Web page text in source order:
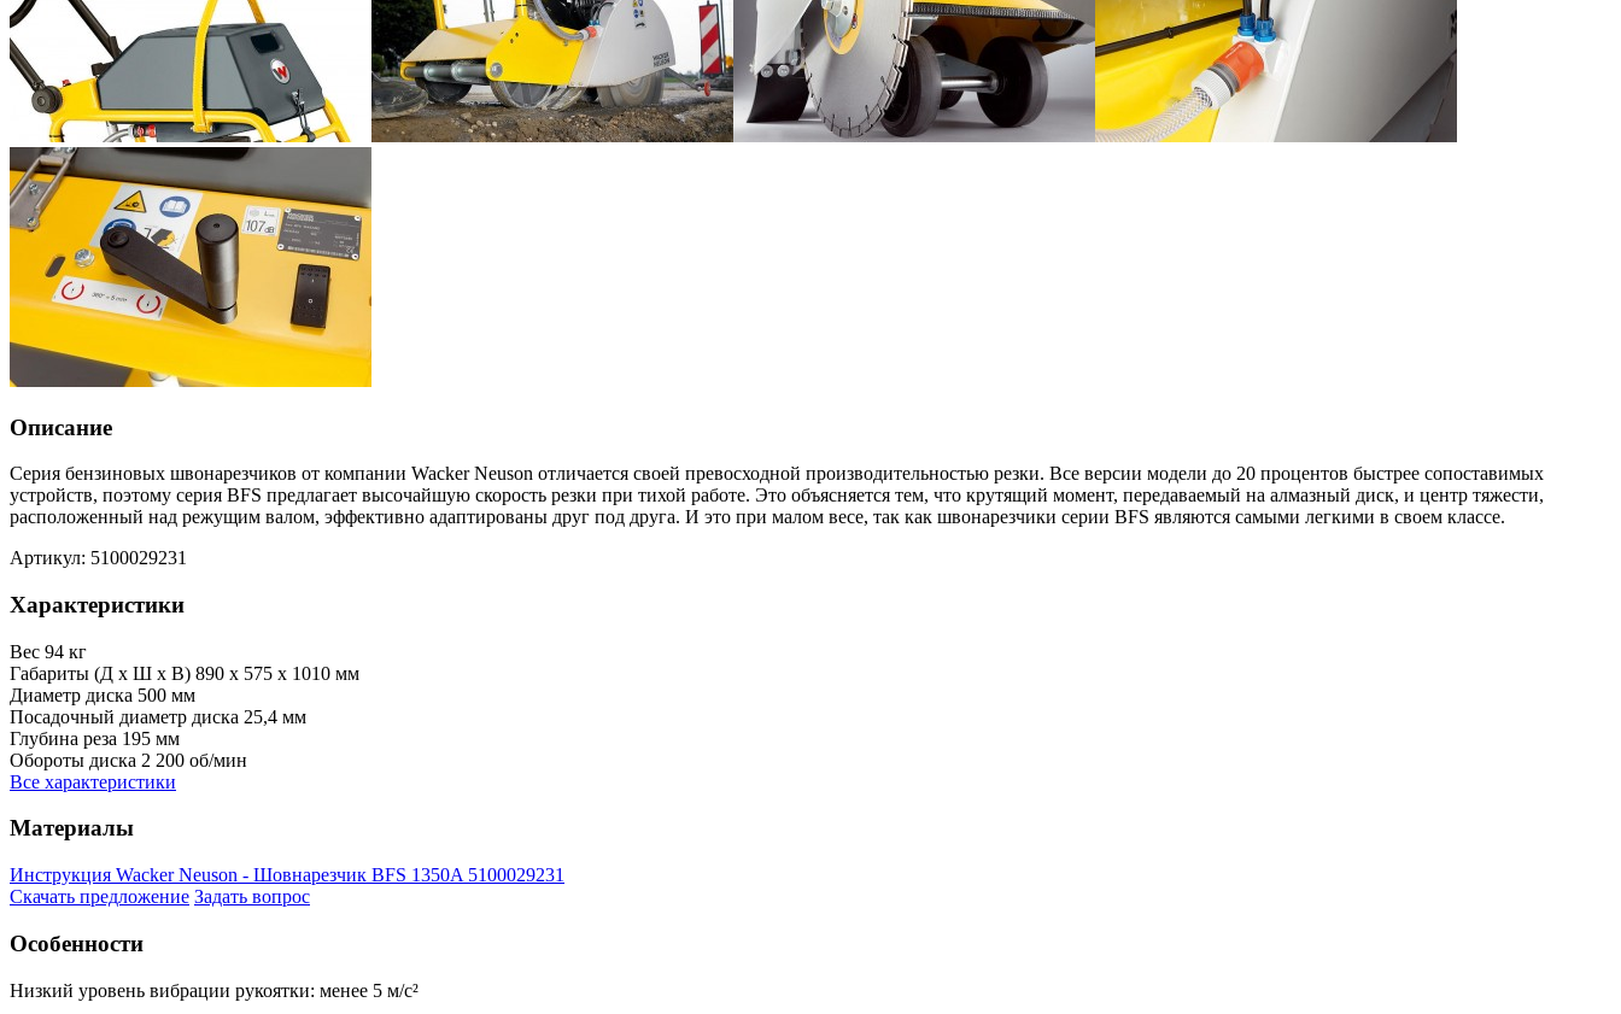
Описание
Серия бензиновых швонарезчиков от компании Wacker Neuson отличается своей превосходной производительностью резки. Все версии модели до 20 процентов быстрее сопоставимых
устройств, поэтому серия BFS предлагает высочайшую скорость резки при тихой работе. Это объясняется тем, что крутящий момент, передаваемый на алмазный диск, и центр тяжести,
расположенный над режущим валом, эффективно адаптированы друг под друга. И это при малом весе, так как швонарезчики серии BFS являются самыми легкими в своем классе.
Артикул: 5100029231
Характеристики
Вес 94 кг
Габариты (Д х Ш х В) 890 x 575 x 1010 мм
Диаметр диска 500 мм
Посадочный диаметр диска 25,4 мм
Глубина реза 195 мм
Обороты диска 2 200 об/мин
Все характеристики
Материалы
Инструкция Wacker Neuson - Шовнарезчик BFS 1350A 5100029231
Скачать предложение Задать вопрос
Особенности
Низкий уровень вибрации рукоятки: менее 5 м/с²